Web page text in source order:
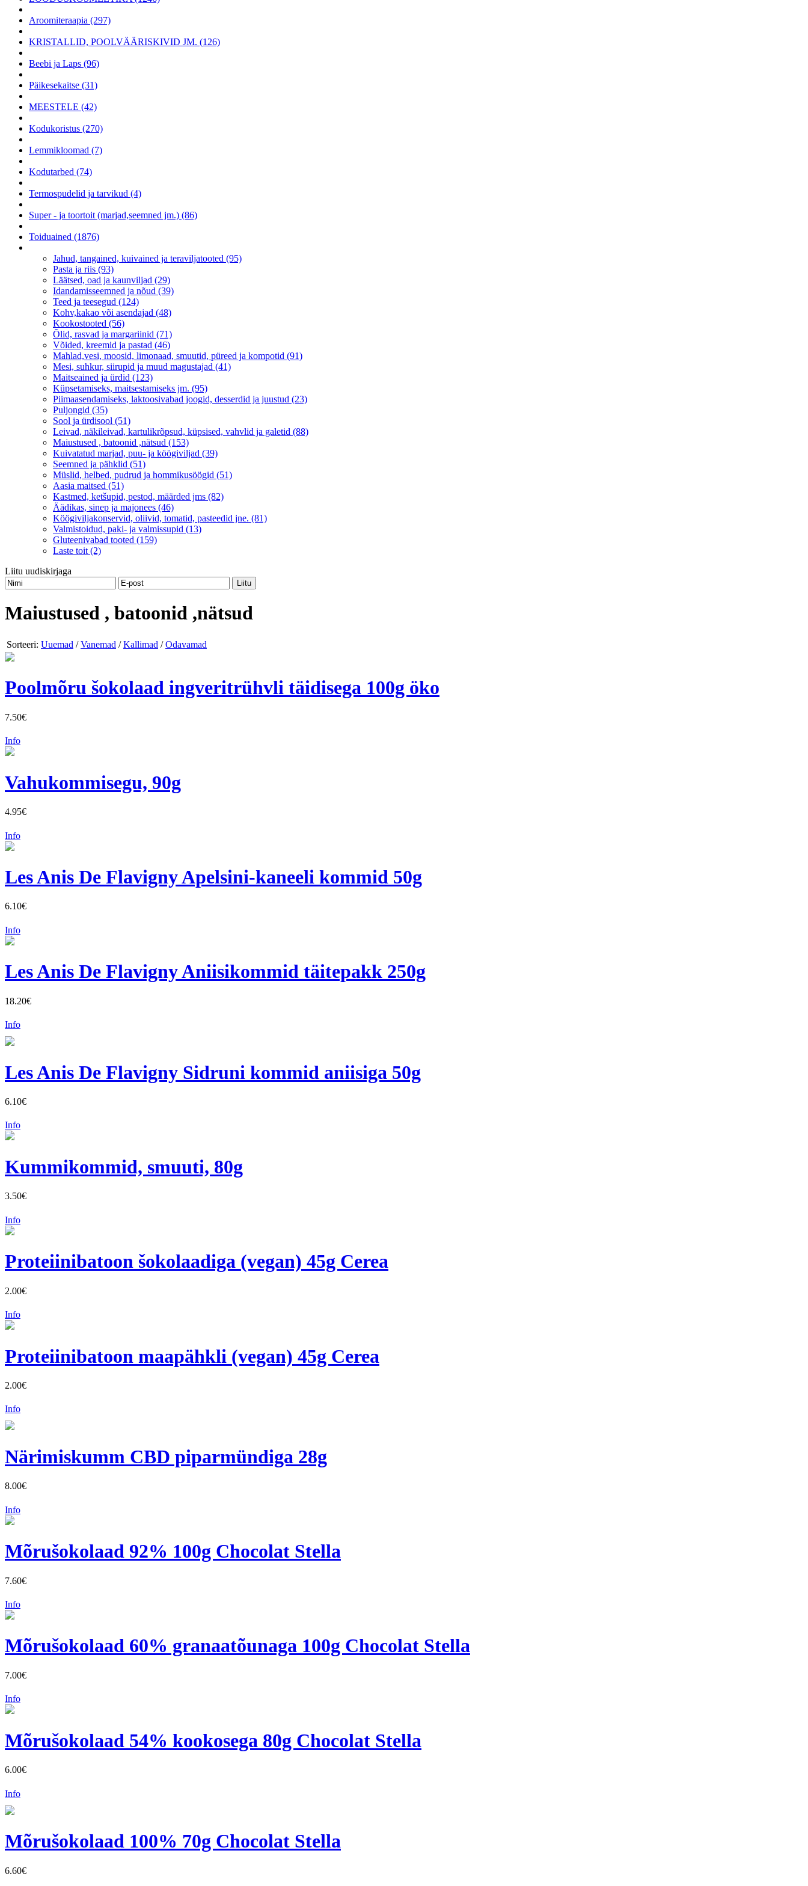
Aroomiteraapia (297)
KRISTALLID, POOLVÄÄRISKIVID JM. (126)
Beebi ja Laps (96)
Päikesekaitse (31)
MEESTELE (42)
Kodukoristus (270)
Lemmikloomad (7)
Kodutarbed (74)
Termospudelid ja tarvikud (4)
Super - ja toortoit (marjad,seemned jm.) (86)
Toiduained (1876)
Jahud, tangained, kuivained ja teraviljatooted (95)
Pasta ja riis (93)
Läätsed, oad ja kaunviljad (29)
Idandamisseemned ja nõud (39)
Teed ja teesegud (124)
Kohv,kakao või asendajad (48)
Kookostooted (56)
Õlid, rasvad ja margariinid (71)
Võided, kreemid ja pastad (46)
Mahlad,vesi, moosid, limonaad, smuutid, püreed ja kompotid (91)
Mesi, suhkur, siirupid ja muud magustajad (41)
Maitseained ja ürdid (123)
Küpsetamiseks, maitsestamiseks jm. (95)
Piimaasendamiseks, laktoosivabad joogid, desserdid ja juustud (23)
Puljongid (35)
Sool ja ürdisool (51)
Leivad, näkileivad, kartulikrõpsud, küpsised, vahvlid ja galetid (88)
Maiustused , batoonid ,nätsud (153)
Kuivatatud marjad, puu- ja köögiviljad (39)
Seemned ja pähklid (51)
Müslid, helbed, pudrud ja hommikusöögid (51)
Aasia maitsed (51)
Kastmed, ketšupid, pestod, määrded jms (82)
Äädikas, sinep ja majonees (46)
Köögiviljakonservid, oliivid, tomatid, pasteedid jne. (81)
Valmistoidud, paki- ja valmissupid (13)
Gluteenivabad tooted (159)
Laste toit (2)
Liitu uudiskirjaga
Maiustused , batoonid ,nätsud
Sorteeri: Uuemad /Vanemad /Kallimad /Odavamad
Poolmõru šokolaad ingveritrühvli täidisega 100g öko
7.50€
Info
Vahukommisegu, 90g
4.95€
Info
Les Anis De Flavigny Apelsini-kaneeli kommid 50g
6.10€
Info
Les Anis De Flavigny Aniisikommid täitepakk 250g
18.20€
Info
Les Anis De Flavigny Sidruni kommid aniisiga 50g
6.10€
Info
Kummikommid, smuuti, 80g
3.50€
Info
Proteiinibatoon šokolaadiga (vegan) 45g Cerea
2.00€
Info
Proteiinibatoon maapähkli (vegan) 45g Cerea
2.00€
Info
Närimiskumm CBD piparmündiga 28g
8.00€
Info
Mõrušokolaad 92% 100g Chocolat Stella
7.60€
Info
Mõrušokolaad 60% granaatõunaga 100g Chocolat Stella
7.00€
Info
Mõrušokolaad 54% kookosega 80g Chocolat Stella
6.00€
Info
Mõrušokolaad 100% 70g Chocolat Stella
6.60€